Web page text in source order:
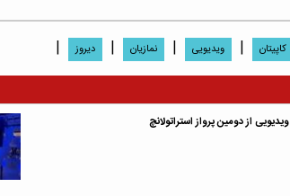
کاپیتان | ویدیویی | نمازیان | دیروز
|
ویدیویی از دومین پرواز استراتولانچ